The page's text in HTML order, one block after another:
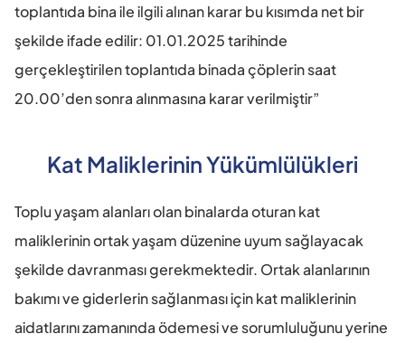
toplantıda bina ile ilgili alınan karar bu kısımda net bir
şekilde ifade edilir: 01.01.2025 tarihinde
gerçekleştirilen toplantıda binada çöplerin saat
20.00’den sonra alınmasına karar verilmiştir”
Kat Maliklerinin Yükümlülükleri
Toplu yaşam alanları olan binalarda oturan kat
maliklerinin ortak yaşam düzenine uyum sağlayacak
şekilde davranması gerekmektedir. Ortak alanlarının
bakımı ve giderlerin sağlanması için kat maliklerinin
aidatlarını zamanında ödemesi ve sorumluluğunu yerine